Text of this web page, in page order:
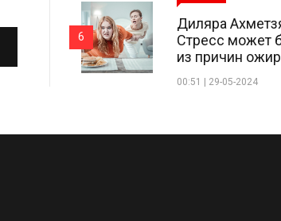
Диляра
Стресс может
из причин
00:51 | 29-05-2024
6